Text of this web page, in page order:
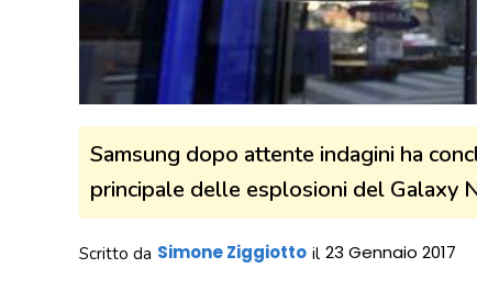
Samsung dopo attente indagini ha
principale delle esplosioni del Galaxy
Scritto da Simone Ziggiotto il 23 Gennaio 2017